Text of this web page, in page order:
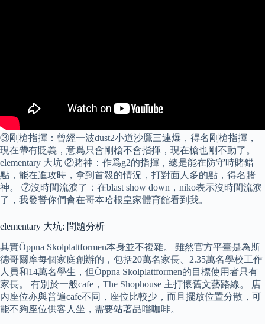
③剛槍指揮：曾經一波dust2小道沙鷹三連爆，得名剛槍指揮，
現在帶有貶義，意爲只會剛槍不會指揮，現在槍也剛不動了。
elementary 大坑 ②賭神：作爲g2的指揮，總是能在防守時賭錯
點，能在進攻時，拿到首殺的情況，打對面人多的點，得名賭
神。 ⑦沒時間流淚了：在blast show down，niko表示沒時間流淚
了，我發誓你們會在哥本哈根皇家體育館看到我。
elementary 大坑: 問題分析
其實Öppna Skolplattformen本身並不複雜。 雖然官方平臺是為斯
德哥爾摩每個家庭創辦的，包括20萬名家長、2.35萬名學校工作
人員和14萬名學生，但Öppna Skolplattformen的目標使用者只有
家長。 有別於一般cafe，The Shophouse 主打懷舊文藝路線。 店
內座位亦與普遍cafe不同，座位比較少，而且擺放位置分散，可
能不夠座位供客人坐，需要站著品嚐咖啡。